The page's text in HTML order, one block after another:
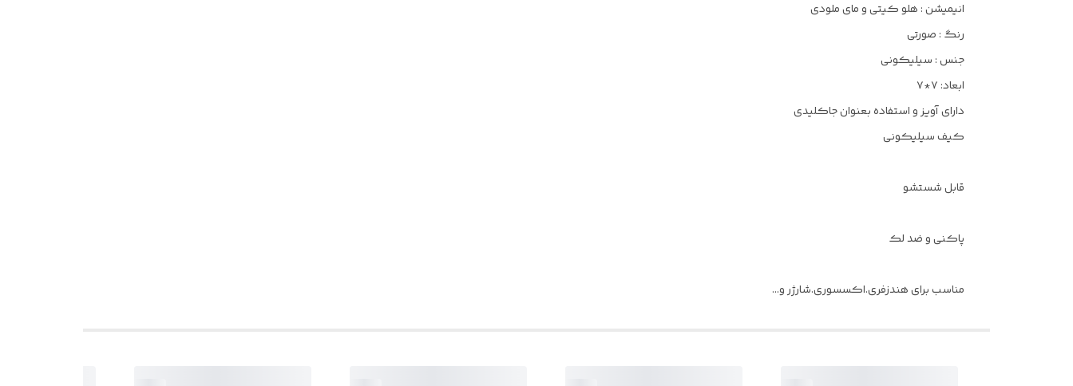
انیمیشن : هلو کیتی و مای ملودی
رنگ : صورتی
جنس : سیلیکونی
ابعاد: ۷*۷
دارای آویز و استفاده بعنوان جاکلیدی
کیف سیلیکونی
قابل شستشو
پاکنی و ضد لک
مناسب برای هندزفری.اکسسوری.شارژر و...